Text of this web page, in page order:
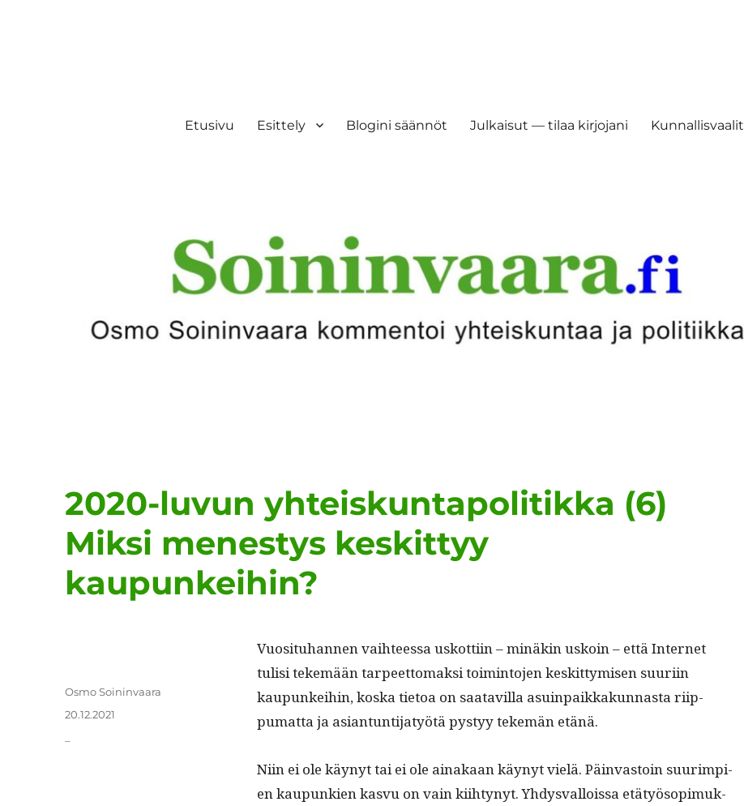
Etusivu Esittely Blogini säännöt Julkaisut — tilaa kirjojani Kunnallisvaalit
2020-luvun yhteiskuntapolitikka (6)
Miksi menestys keskittyy
kaupunkeihin?
Vuosi­tuhan­nen vai­h­teessa uskot­ti­in – minäkin uskoin – että Inter­net
tulisi tekemään tarpeet­tomak­si toim­into­jen keskit­tymisen suuri­in
kaupunkei­hin, kos­ka tietoa on saatavil­la asuin­paikkakun­nas­ta riip­
pumat­ta ja asiantun­ti­jatyötä pystyy tekemän etänä.
Niin ei ole käynyt tai ei ole ainakaan käynyt vielä. Päin­vas­toin suurimpi­
en kaupunkien kasvu on vain kiihtynyt. Yhdys­val­lois­sa etä­työ­sopimuk­
Kirjoittaja
Osmo Soininvaara
Julkaistu
20.12.2021